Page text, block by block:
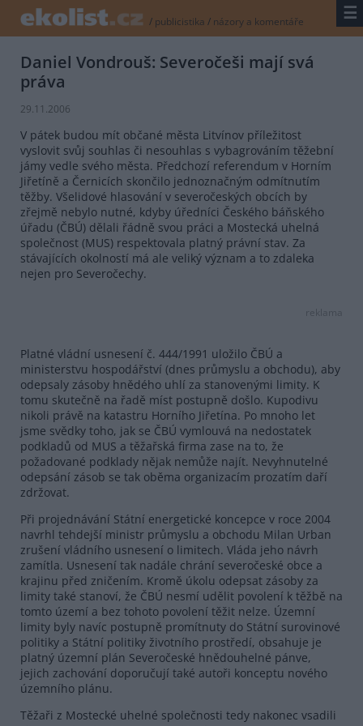
/ publicistika / názory a komentáře ☰
Daniel Vondrouš: Severočeši mají svá
práva
29.11.2006
V pátek budou mít občané města Litvínov příležitost
vyslovit svůj souhlas či nesouhlas s vybagrováním těžební
jámy vedle svého města. Předchozí referendum v Horním
Jiřetíně a Černicích skončilo jednoznačným odmítnutím
těžby. Všelidové hlasování v severočeských obcích by
zřejmě nebylo nutné, kdyby úředníci Českého báňského
úřadu (ČBÚ) dělali řádně svou práci a Mostecká uhelná
společnost (MUS) respektovala platný právní stav. Za
stávajících okolností má ale veliký význam a to zdaleka
nejen pro Severočechy.
reklama
Platné vládní usnesení č. 444/1991 uložilo ČBÚ a
ministerstvu hospodářství (dnes průmyslu a obchodu), aby
odepsaly zásoby hnědého uhlí za stanovenými limity. K
tomu skutečně na řadě míst postupně došlo. Kupodivu
nikoli právě na katastru Horního Jiřetína. Po mnoho let
jsme svědky toho, jak se ČBÚ vymlouvá na nedostatek
podkladů od MUS a těžařská firma zase na to, že
požadované podklady nějak nemůže najít. Nevyhnutelné
odepsání zásob se tak oběma organizacím prozatím daří
zdržovat.
Při projednávání Státní energetické koncepce v roce 2004
navrhl tehdejší ministr průmyslu a obchodu Milan Urban
zrušení vládního usnesení o limitech. Vláda jeho návrh
zamítla. Usnesení tak nadále chrání severočeské obce a
krajinu před zničením. Kromě úkolu odepsat zásoby za
limity také stanoví, že ČBÚ nesmí udělit povolení k těžbě na
tomto území a bez tohoto povolení těžit nelze. Územní
limity byly navíc postupně promítnuty do Státní surovinové
politiky a Státní politiky životního prostředí, obsahuje je
platný územní plán Severočeské hnědouhelné pánve,
jejich zachování doporučují také autoři konceptu nového
územního plánu.
Těžaři z Mostecké uhelné společnosti tedy nakonec vsadili